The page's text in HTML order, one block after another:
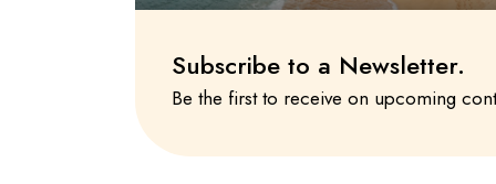
Subscribe to a Newsletter.
Be the first to receive on upcoming